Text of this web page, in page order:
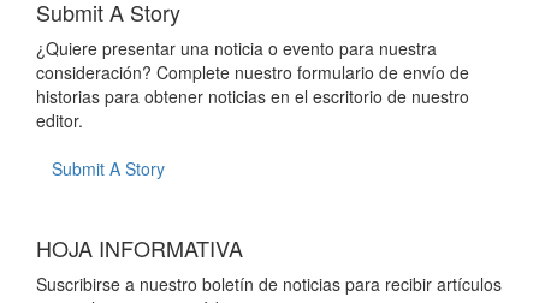
Submit A Story
¿Quiere presentar una noticia o evento para nuestra
consideración? Complete nuestro formulario de envío de
historias para obtener noticias en el escritorio de nuestro
editor.
Submit A Story
HOJA INFORMATIVA
Suscribirse a nuestro boletín de noticias para recibir artículos